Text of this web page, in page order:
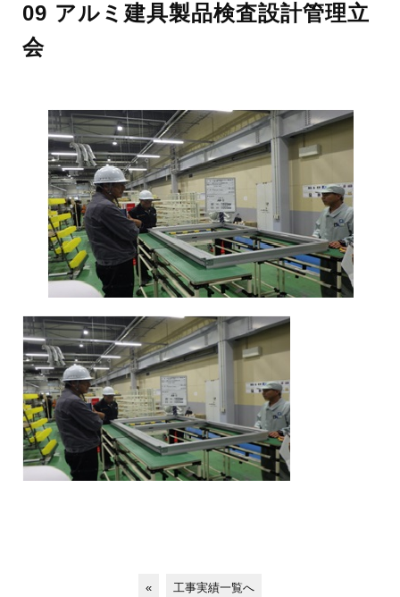
09 アルミ建具製品検査設計管理立
会
« 工事実績一覧へ